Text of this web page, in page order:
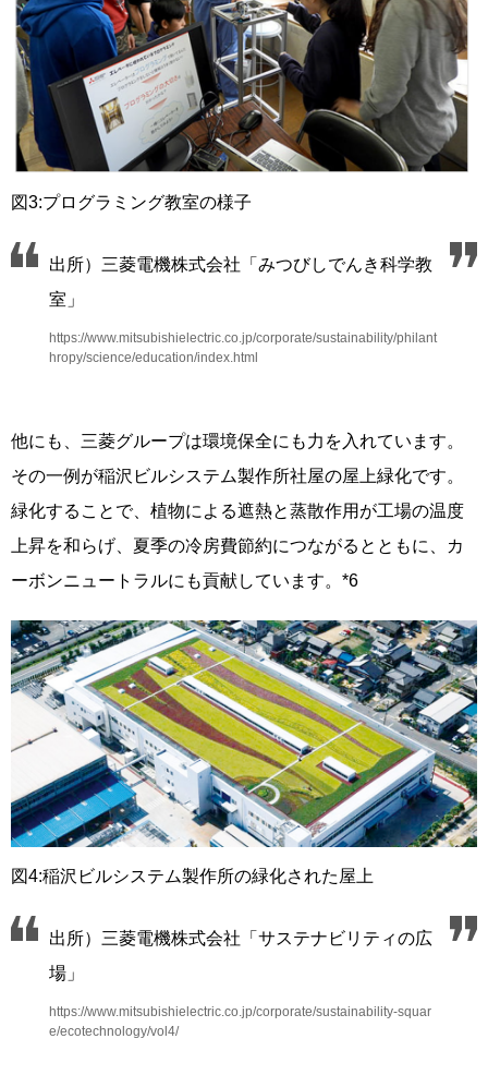
図3:プログラミング教室の様子
出所）三菱電機株式会社「みつびしでんき科学教
室」
https://www.mitsubishielectric.co.jp/corporate/sustainability/philant
hropy/science/education/index.html
他にも、三菱グループは環境保全にも力を入れています。
その一例が稲沢ビルシステム製作所社屋の屋上緑化です。
緑化することで、植物による遮熱と蒸散作用が工場の温度
上昇を和らげ、夏季の冷房費節約につながるとともに、カ
ーボンニュートラルにも貢献しています。*6
図4:稲沢ビルシステム製作所の緑化された屋上
出所）三菱電機株式会社「サステナビリティの広
場」
https://www.mitsubishielectric.co.jp/corporate/sustainability-squar
e/ecotechnology/vol4/